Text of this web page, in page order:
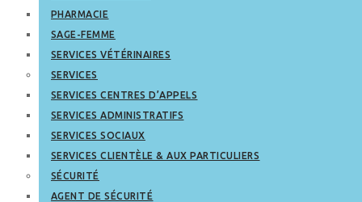
PHARMACIE
SAGE-FEMME
SERVICES VÉTÉRINAIRES
SERVICES
SERVICES CENTRES D’APPELS
SERVICES ADMINISTRATIFS
SERVICES SOCIAUX
SERVICES CLIENTÈLE & AUX PARTICULIERS
SÉCURITÉ
AGENT DE SÉCURITÉ